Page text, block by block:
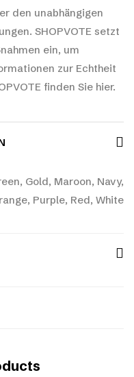
den unabhängigen
SHOPVOTE setzt
ein, um
zur Echtheit
finden Sie hier.
Gold, Maroon, Navy,
Purple, Red, White